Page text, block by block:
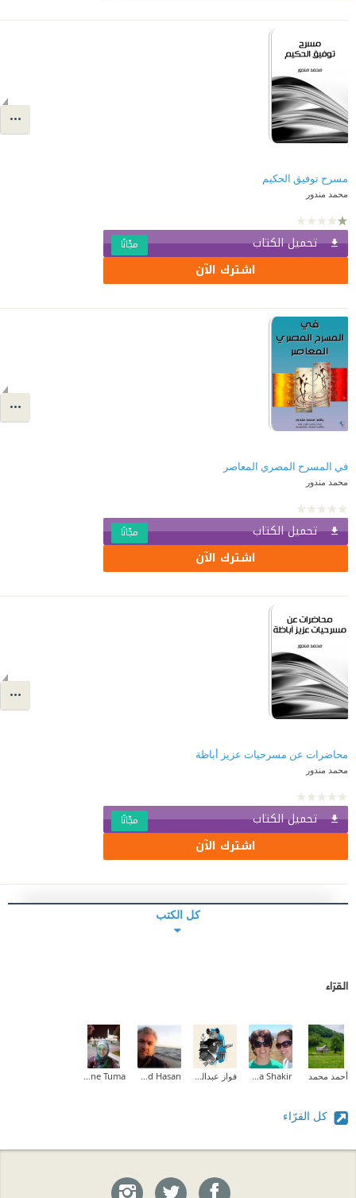
مسرح توفيق الحكيم
محمد مندور
تحميل الكتاب مجّانًا
اشترك الآن
في المسرح المصري المعاصر
محمد مندور
تحميل الكتاب مجّانًا
اشترك الآن
محاضرات عن مسرحيات عزيز أباظة
محمد مندور
تحميل الكتاب مجّانًا
اشترك الآن
كل الكتب
القرّاء
أحمد محمد Maha Shakir فواز عبدالمحسن Ahmad Hasan
Nadia Yassine Tuma
كل القرّاء